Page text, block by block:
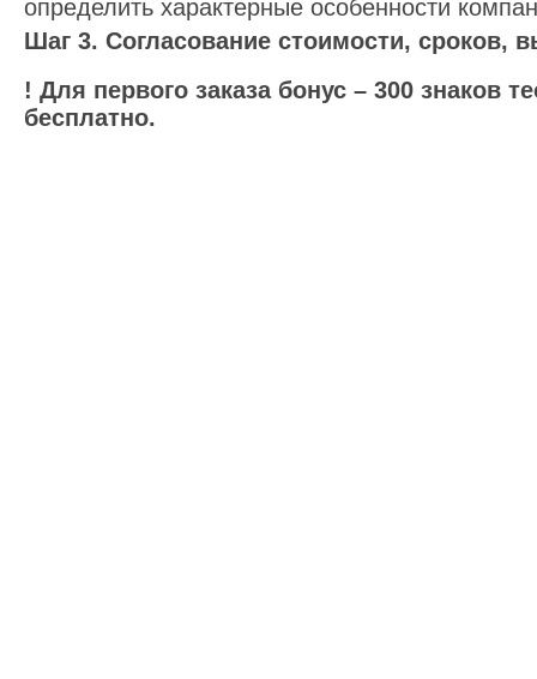
определить характерные особенности
Шаг 3. Согласование стоимости, сроков,
! Для первого заказа бонус – 300 знаков
бесплатно.